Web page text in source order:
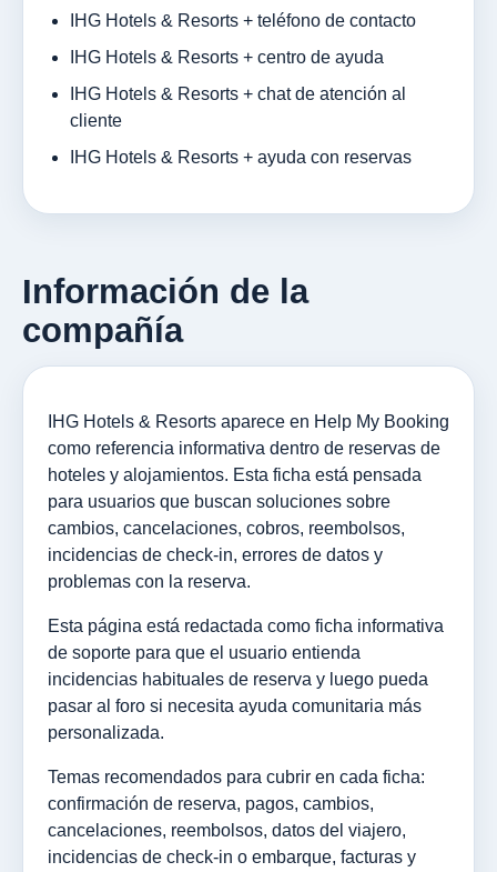
IHG Hotels & Resorts + teléfono de contacto
IHG Hotels & Resorts + centro de ayuda
IHG Hotels & Resorts + chat de atención al
cliente
IHG Hotels & Resorts + ayuda con reservas
Información de la
compañía
IHG Hotels & Resorts aparece en Help My Booking
como referencia informativa dentro de reservas de
hoteles y alojamientos. Esta ficha está pensada
para usuarios que buscan soluciones sobre
cambios, cancelaciones, cobros, reembolsos,
incidencias de check-in, errores de datos y
problemas con la reserva.
Esta página está redactada como ficha informativa
de soporte para que el usuario entienda
incidencias habituales de reserva y luego pueda
pasar al foro si necesita ayuda comunitaria más
personalizada.
Temas recomendados para cubrir en cada ficha:
confirmación de reserva, pagos, cambios,
cancelaciones, reembolsos, datos del viajero,
incidencias de check-in o embarque, facturas y